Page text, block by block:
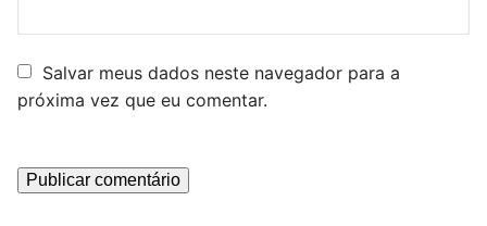
Salvar meus dados neste navegador para a
próxima vez que eu comentar.